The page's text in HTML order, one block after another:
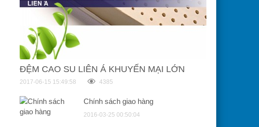
ĐỆM CAO SU LIÊN Á KHUYẾN MẠI LỚN
2017-06-15 15:49:58 4385
Chính sách giao hàng
2016-03-25 00:50:04